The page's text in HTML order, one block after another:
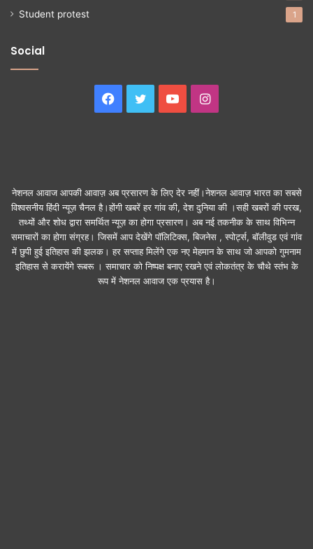
Student protest 1
Social
Facebook
Twitter YouTubeInstagram
नेशनल आवाज आपकी आवाज़ अब प्रसारण के लिए देर नहीं।नेशनल आवाज़ भारत का सबसे
विश्वसनीय हिंदी न्यूज़ चैनल है।होंगी खबरें हर गांव की, देश दुनिया की ।सही खबरों की परख,
तथ्यों और शोध द्वारा समर्थित न्यूज़ का होगा प्रसारण। अब नई तकनीक के साथ विभिन्न
समाचारों का होगा संग्रह। जिसमें आप देखेंगे पॉलिटिक्स, बिजनेस , स्पोर्ट्स, बॉलीवुड एवं गांव
में छुपी हुई इतिहास की झलक। हर सप्ताह मिलेंगे एक नए मेहमान के साथ जो आपको गुमनाम
इतिहास से करायेंगे रूबरू । समाचार को निष्पक्ष बनाए रखने एवं लोकतंत्र के चौथे स्तंभ के
रूप में नेशनल आवाज एक प्रयास है।